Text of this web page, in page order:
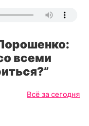
всеми
Всё за сегодня